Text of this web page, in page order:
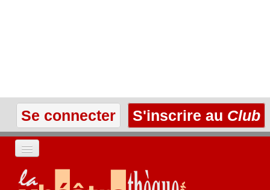
Se connecter S'inscrire au Club
ACCUEIL